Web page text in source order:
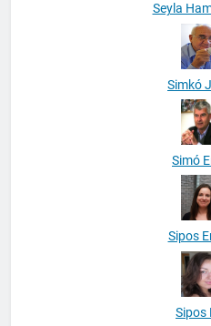
Seyla
Simkó
Simó
Sipos
Sipos